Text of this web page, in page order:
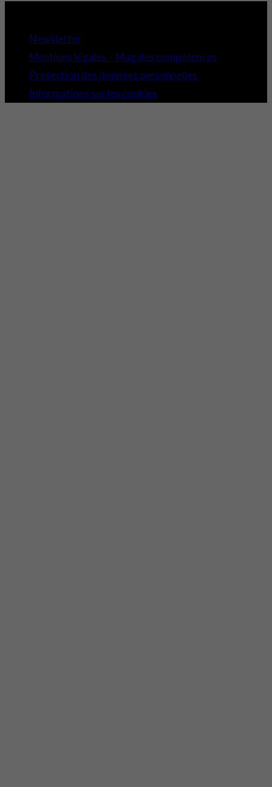
Newsletter
Mentions légales – Mag des compétences
Protection des données personnelles
Informations sur les cookies